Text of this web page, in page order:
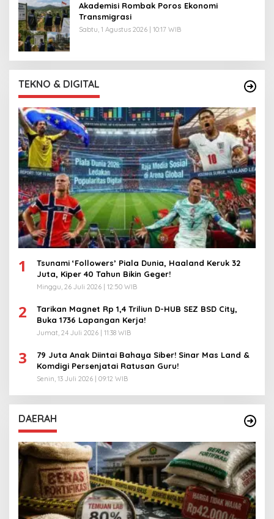
Akademisi Rombak Poros Ekonomi
Transmigrasi
Sabtu, 1 Agustus 2026 | 10:17 WIB
TEKNO & DIGITAL
1
Tsunami ‘Followers’ Piala Dunia, Haaland Keruk 32
Juta, Kiper 40 Tahun Bikin Geger!
Minggu, 26 Juli 2026 | 12:50 WIB
2
Tarikan Magnet Rp 1,4 Triliun D-HUB SEZ BSD City,
Buka 1736 Lapangan Kerja!
Jumat, 24 Juli 2026 | 11:38 WIB
3
79 Juta Anak Diintai Bahaya Siber! Sinar Mas Land &
Komdigi Persenjatai Ratusan Guru!
Senin, 13 Juli 2026 | 09:12 WIB
DAERAH